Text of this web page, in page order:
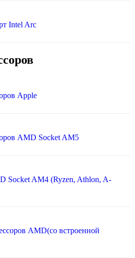
Intel Arc
Apple
AMD Socket AM5
Socket AM4 (Ryzen, Athlon, A-
AMD(со встроенной